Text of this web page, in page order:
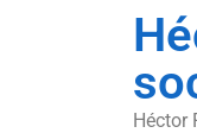
Héctor